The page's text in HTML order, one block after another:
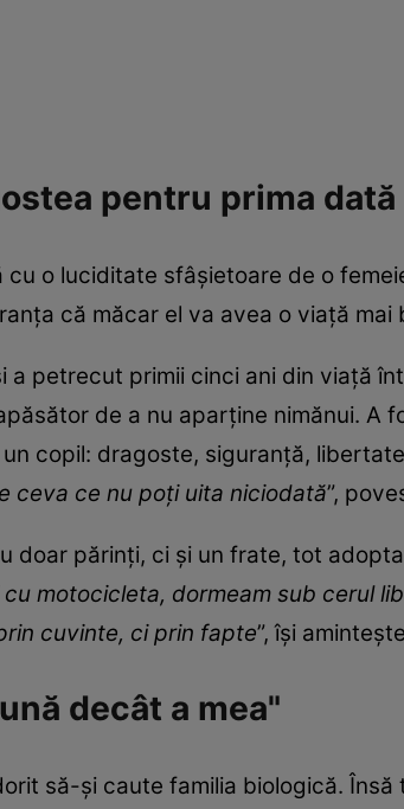
pentru prima
o luciditate sfâșietoare de o
că măcar el va avea o viață mai
petrecut primii cinci ani din viață
de a nu aparține nimănui. A
copil: dragoste, siguranță,
ceva ce nu poți uita niciodată”,
doar părinți, ci și un frate, tot
motocicleta, dormeam sub cerul
cuvinte, ci prin fapte”, își
decât a mea"
să-și caute familia biologică.